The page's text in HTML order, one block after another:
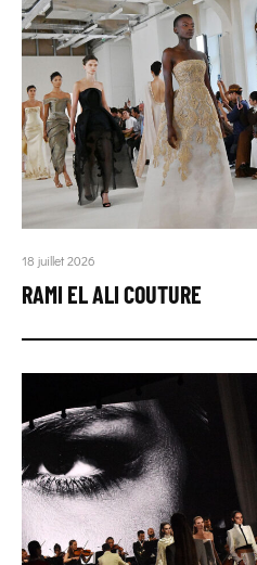
18 juillet 2026
RAMI EL ALI COUTURE